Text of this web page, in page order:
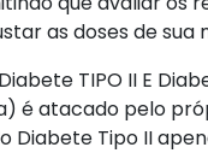
as doses de sua
TIPO II E
é atacado pelo
Diabete Tipo II